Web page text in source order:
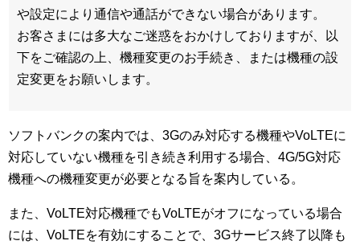
や設定により通信や通話ができない場合があります。
お客さまには多大なご迷惑をおかけしておりますが、以
下をご確認の上、機種変更のお手続き、または機種の設
定変更をお願いします。
ソフトバンクの案内では、3Gのみ対応する機種やVoLTEに
対応していない機種を引き続き利用する場合、4G/5G対応
機種への機種変更が必要となる旨を案内している。
また、VoLTE対応機種でもVoLTEがオフになっている場合
には、VoLTEを有効にすることで、3Gサービス終了以降も